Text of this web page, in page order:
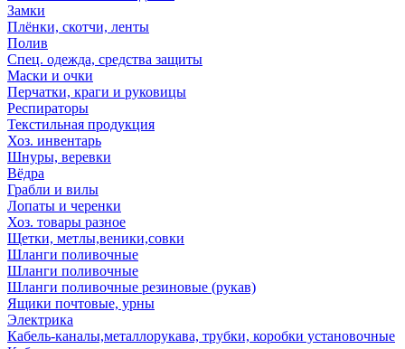
Замки
Плёнки, скотчи, ленты
Полив
Спец. одежда, средства защиты
Маски и очки
Перчатки, краги и руковицы
Респираторы
Текстильная продукция
Хоз. инвентарь
Шнуры, веревки
Вёдра
Грабли и вилы
Лопаты и черенки
Хоз. товары разное
Щетки, метлы,веники,совки
Шланги поливочные
Шланги поливочные
Шланги поливочные резиновые (рукав)
Ящики почтовые, урны
Электрика
Кабель-каналы,металлорукава, трубки, коробки установочные